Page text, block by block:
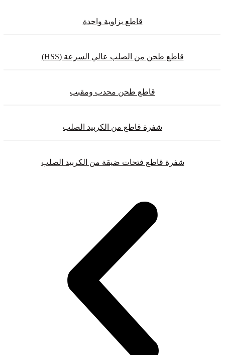
قاطع بزاوية واحدة
قاطع طحن من الصلب عالي السرعة (HSS)
قاطع طحن محدب ومقبب
شفرة قاطع من الكربيد الصلب
شفرة قاطع فتحات ضيقة من الكربيد الصلب